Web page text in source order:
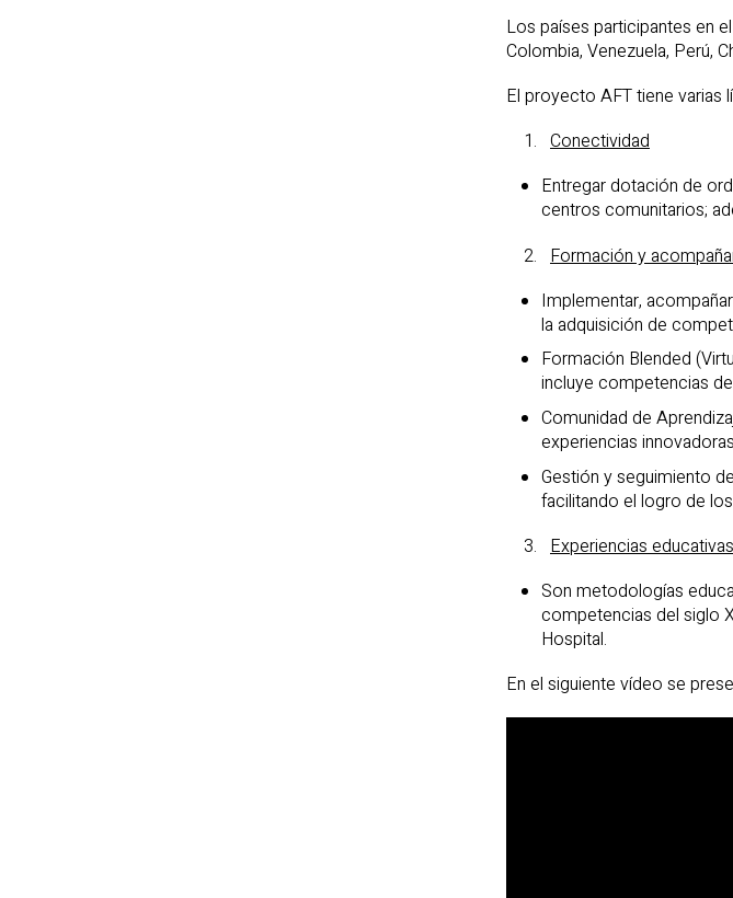
Los países participantes en
Colombia, Venezuela, Perú,
El proyecto AFT tiene varias
Conectividad
Entregar dotación de
centros comunitarios;
Formación y
Implementar,
la adquisición de
Formación Blended
incluye competencias
Comunidad de
experiencias
Gestión y seguimiento
facilitando el logro de
Experiencias educativas
Son metodologías
competencias del siglo
Hospital.
En el siguiente vídeo se